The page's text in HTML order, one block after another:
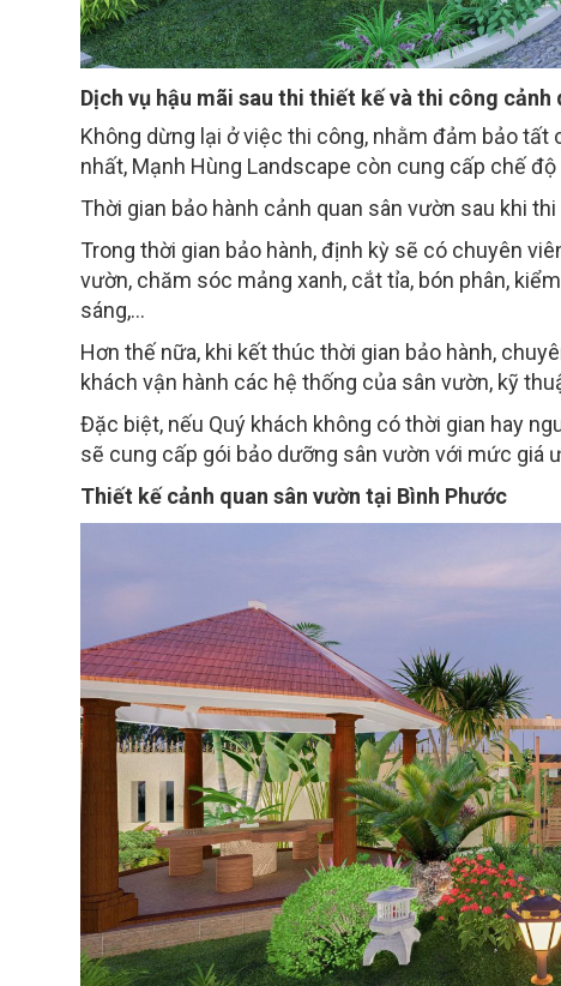
Dịch vụ hậu mãi sau thi thiết kế và thi công cảnh
Không dừng lại ở việc thi công, nhằm đảm bảo
nhất, Mạnh Hùng Landscape còn cung cấp chế
Thời gian bảo hành cảnh quan sân vườn sau khi
Trong thời gian bảo hành, định kỳ sẽ có chuyên
vườn, chăm sóc mảng xanh, cắt tỉa, bón phân,
sáng,…
Hơn thế nữa, khi kết thúc thời gian bảo hành,
khách vận hành các hệ thống của sân vườn, kỹ
Đặc biệt, nếu Quý khách không có thời gian hay
sẽ cung cấp gói bảo dưỡng sân vườn với mức giá
Thiết kế cảnh quan sân vườn tại Bình Phước